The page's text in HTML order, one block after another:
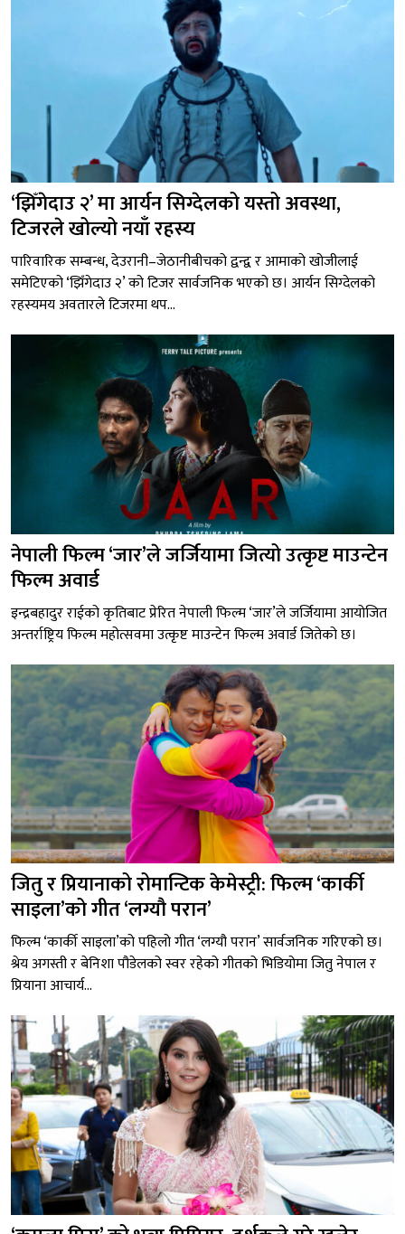
‘झिँगेदाउ २’ मा आर्यन सिग्देलको यस्तो अवस्था,
टिजरले खोल्यो नयाँ रहस्य
पारिवारिक सम्बन्ध, देउरानी–जेठानीबीचको द्वन्द्व र आमाको खोजीलाई
समेटिएको ‘झिँगेदाउ २’ को टिजर सार्वजनिक भएको छ। आर्यन सिग्देलको
रहस्यमय अवतारले टिजरमा थप...
नेपाली फिल्म ‘जार’ले जर्जियामा जित्यो उत्कृष्ट माउन्टेन
फिल्म अवार्ड
इन्द्रबहादुर राईको कृतिबाट प्रेरित नेपाली फिल्म ‘जार’ले जर्जियामा आयोजित
अन्तर्राष्ट्रिय फिल्म महोत्सवमा उत्कृष्ट माउन्टेन फिल्म अवार्ड जितेको छ।
जितु र प्रियानाको रोमान्टिक केमेस्ट्री: फिल्म ‘कार्की
साइला’को गीत ‘लग्यौ परान’
फिल्म ‘कार्की साइला’को पहिलो गीत ‘लग्यौ परान’ सार्वजनिक गरिएको छ।
श्रेय अगस्ती र बेनिशा पौडेलको स्वर रहेको गीतको भिडियोमा जितु नेपाल र
प्रियाना आचार्य...